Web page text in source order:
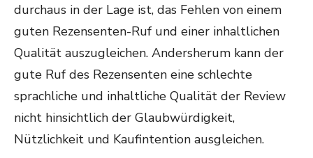
durchaus in der Lage ist, das Fehlen von einem
guten Rezensenten-Ruf und einer inhaltlichen
Qualität auszugleichen. Andersherum kann der
gute Ruf des Rezensenten eine schlechte
sprachliche und inhaltliche Qualität der Review
nicht hinsichtlich der Glaubwürdigkeit,
Nützlichkeit und Kaufintention ausgleichen.